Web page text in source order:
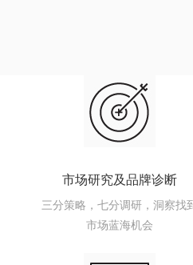
市场研究及品牌诊断
三分策略，七分调研，洞察找
市场蓝海机会